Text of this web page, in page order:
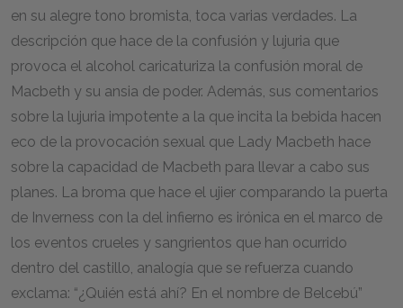
en su alegre tono bromista, toca varias verdades. La
descripción que hace de la confusión y lujuria que
provoca el alcohol caricaturiza la confusión moral de
Macbeth y su ansia de poder. Además, sus comentarios
sobre la lujuria impotente a la que incita la bebida hacen
eco de la provocación sexual que Lady Macbeth hace
sobre la capacidad de Macbeth para llevar a cabo sus
planes. La broma que hace el ujier comparando la puerta
de Inverness con la del infierno es irónica en el marco de
los eventos crueles y sangrientos que han ocurrido
dentro del castillo, analogía que se refuerza cuando
exclama: “¿Quién está ahí? En el nombre de Belcebú”